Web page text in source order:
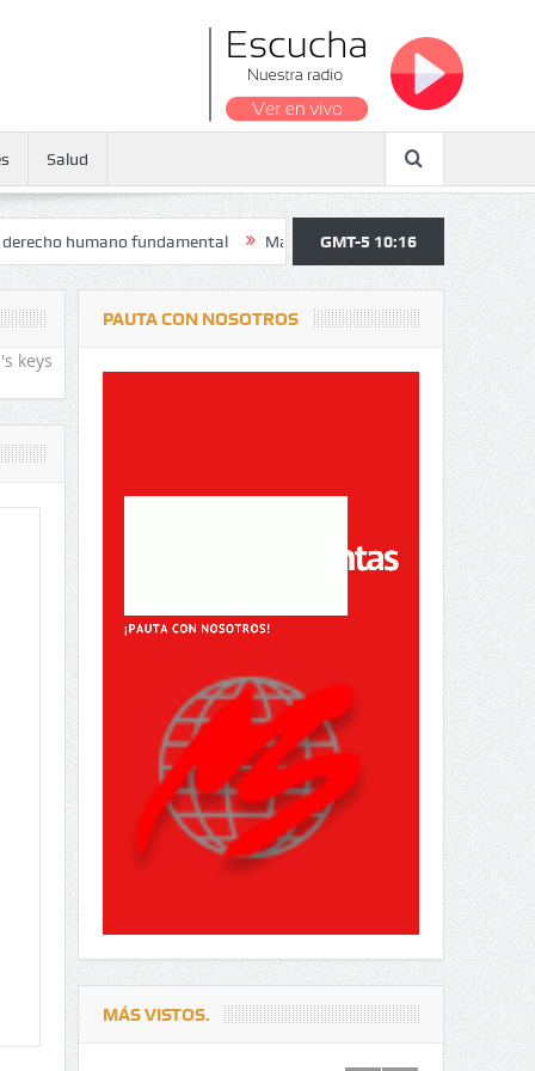
Salud
fundamental Maratón atendió a más de 38.000 jóvenes y
GMT-5 10:16
keys
PAUTA CON NOSOTROS
MÁS VISTOS.